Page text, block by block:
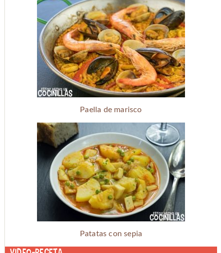
Paella de marisco
Patatas con sepia